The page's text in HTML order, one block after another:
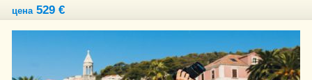
цена529 €